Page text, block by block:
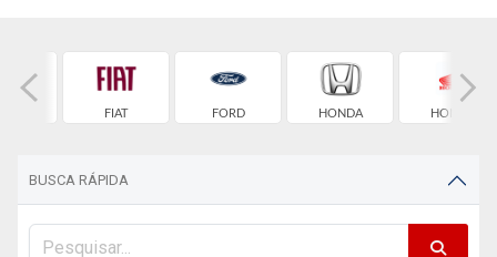
FIAT FORD HONDA HONDA
BUSCA RÁPIDA